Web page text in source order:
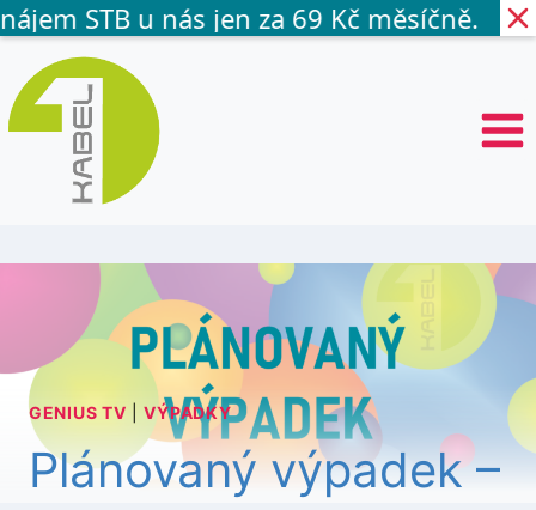
STB u nás jen za 69 Kč měsíčně.
P
e
s
t
GENIUS TV |VÝPADKY
Plánovaný výpadek –